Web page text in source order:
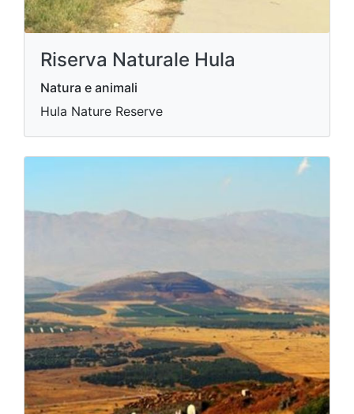
Riserva Naturale Hula
Natura e animali
Hula Nature Reserve